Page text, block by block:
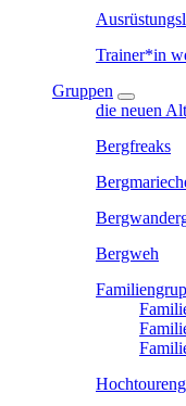
Trainer*in
Gruppen
die neuen
Bergfreaks
Bergweh